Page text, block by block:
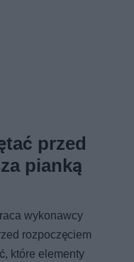
przed
pianką
wykonawcy
rozpoczęciem
które elementy